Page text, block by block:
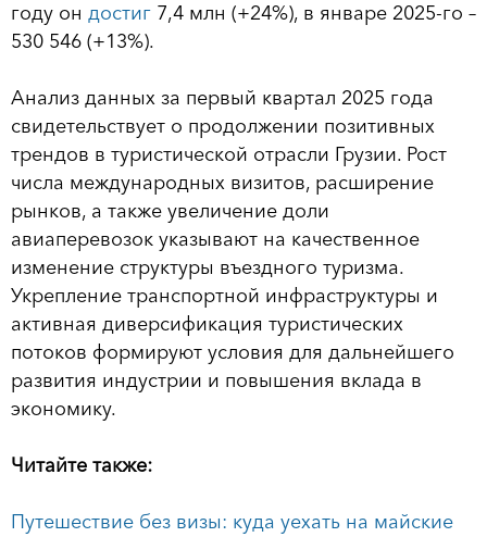
году он достиг 7,4 млн (+24%), в январе 2025-го –
530 546 (+13%).
Анализ данных за первый квартал 2025 года
свидетельствует о продолжении позитивных
трендов в туристической отрасли Грузии. Рост
числа международных визитов, расширение
рынков, а также увеличение доли
авиаперевозок указывают на качественное
изменение структуры въездного туризма.
Укрепление транспортной инфраструктуры и
активная диверсификация туристических
потоков формируют условия для дальнейшего
развития индустрии и повышения вклада в
экономику.
Читайте также:
Путешествие без визы: куда уехать на майские